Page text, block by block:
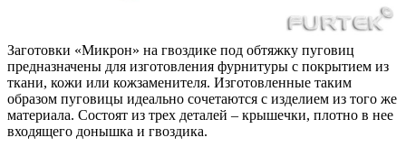
Заготовки «Микрон» на гвоздике под обтяжку пуговиц
предназначены для изготовления фурнитуры с покрытием из
ткани, кожи или кожзаменителя. Изготовленные таким
образом пуговицы идеально сочетаются с изделием из того же
материала. Состоят из трех деталей – крышечки, плотно в нее
входящего донышка и гвоздика.